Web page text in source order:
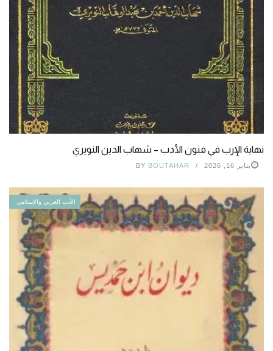
نهاية الإرب في فنون الأدب – شهاب الدين النويري
يناير 16, 2026 BY BOUTAHAR
الأدب العربي والإسلامي